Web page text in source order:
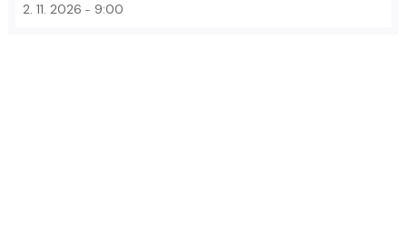
2. 11. 2026 9:00